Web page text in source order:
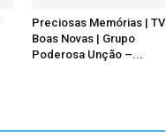
Preciosas Memórias | TV
Boas Novas | Grupo
Poderosa Unção –...